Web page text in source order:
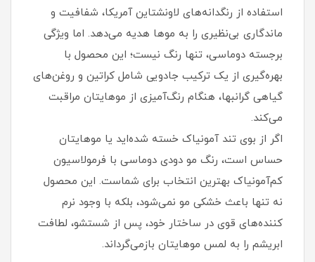
استفاده از رنگدانه‌های لاونشتاین آمریکا، شفافیت و
ماندگاری بی‌نظیری را به موها هدیه می‌دهد. اما ویژگی
برجسته دوماسی، تنها رنگ نیست؛ این محصول با
بهره‌گیری از یک ترکیب جادویی شامل کراتین و روغن‌های
گیاهی گرانبها، هنگام رنگ‌آمیزی از موهایتان مراقبت
می‌کند.
اگر از بوی تند آمونیاک خسته شده‌اید یا موهایتان
حساس است، رنگ مو دودی دوماسی با فرمولاسیون
کم‌آمونیاک بهترین انتخاب برای شماست. این محصول
نه تنها باعث خشکی مو نمی‌شود، بلکه با وجود نرم
کننده‌های قوی در ساختار خود، پس از شستشو، لطافت
ابریشم را به لمس موهایتان بازمی‌گرداند.